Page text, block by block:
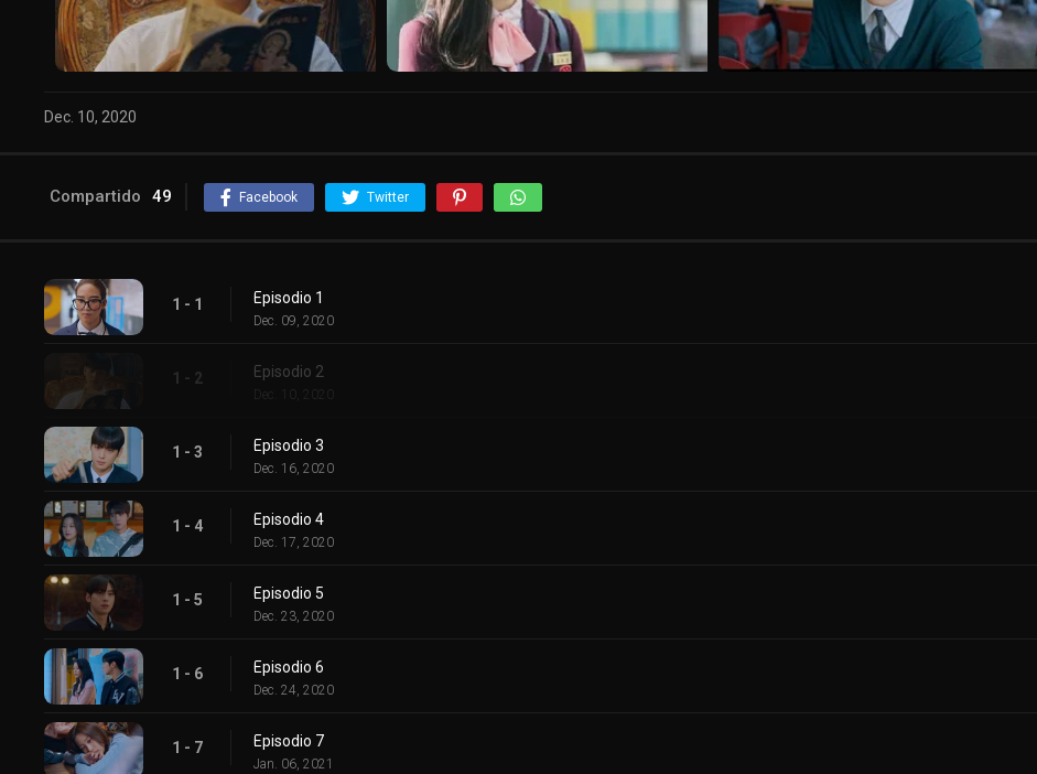
Dec. 10, 2020
Compartido 49 Facebook Twitter
1 - 1 Episodio 1
Dec. 09, 2020
1 - 2 Episodio 2
Dec. 10, 2020
1 - 3 Episodio 3
Dec. 16, 2020
1 - 4 Episodio 4
Dec. 17, 2020
1 - 5 Episodio 5
Dec. 23, 2020
1 - 6 Episodio 6
Dec. 24, 2020
1 - 7 Episodio 7
Jan. 06, 2021